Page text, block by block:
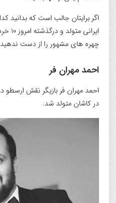
اگر برایتان جالب است که بدانید
چهره های مشهور را از دست
احمد مهران فر
در کاشان متولد شد.